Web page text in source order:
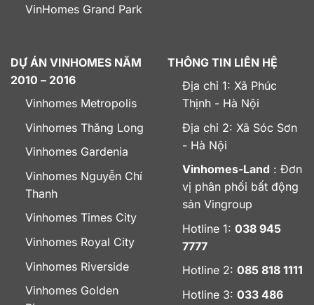
VinHomes Grand Park
DỰ ÁN VINHOMES NĂM
2010 – 2016
Vinhomes Metropolis
Vinhomes Thăng Long
Vinhomes Gardenia
Vinhomes Nguyễn Chí
Thanh
Vinhomes Times City
Vinhomes Royal City
Vinhomes Riverside
Vinhomes Golden
THÔNG TIN LIÊN HỆ
Địa chỉ 1: Xã Phúc
Thịnh - Hà Nội
Địa chỉ 2: Xã Sóc Sơn
- Hà Nội
Vinhomes-Land : Đơn
vị phân phối bất động
sản Vingroup
Hotline 1: 038 945
7777
Hotline 2: 085 818 1111
Hotline 3: 033 486